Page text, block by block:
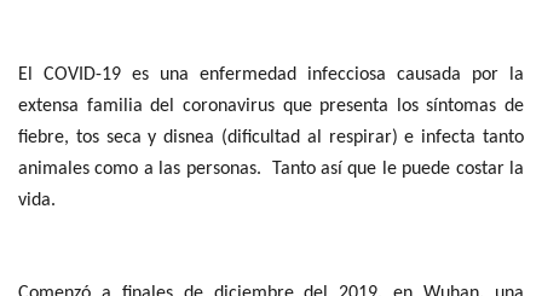
El COVID-19 es una enfermedad infecciosa causada por la
extensa familia del coronavirus que presenta los síntomas de
fiebre, tos seca y disnea (dificultad al respirar) e infecta tanto
animales como a las personas. Tanto así que le puede costar la
vida.